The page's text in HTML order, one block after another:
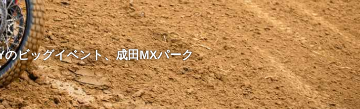
ビッグイベント、成田MXパーク